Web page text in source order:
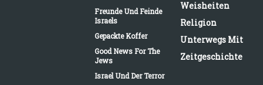
Freunde Und Feinde
Israels
Gepackte Koffer
Good News For The
Jews
Israel Und Der Terror
Weisheiten
Religion
Unterwegs Mit
Zeitgeschichte